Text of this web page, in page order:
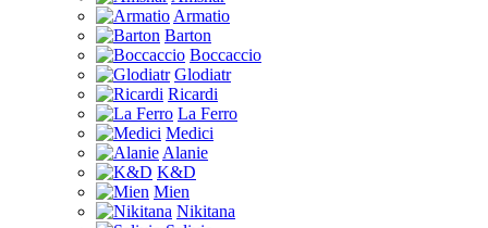
Armatio
Barton
Boccaccio
Glodiatr
Ricardi
La Ferro
Medici
Alanie
K&D
Mien
Nikitana